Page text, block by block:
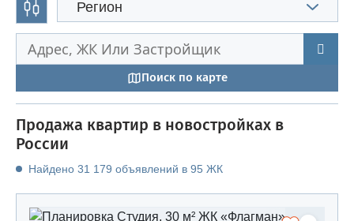
Регион
Поиск по карте
Продажа квартир в новостройках в
России
Найдено 31 179 объявлений в 95 ЖК